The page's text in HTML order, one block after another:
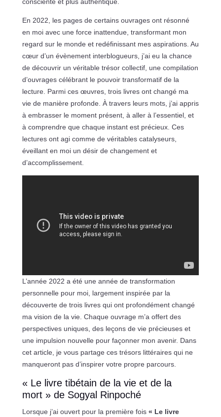
En 2022, les pages de certains ouvrages ont résonné
en moi avec une force inattendue, transformant mon
regard sur le monde et redéfinissant mes aspirations. Au
cœur d’un évènement interblogueurs, j’ai eu la chance
de découvrir un véritable trésor collectif, une compilation
d’ouvrages célébrant le pouvoir transformatif de la
lecture. Parmi ces œuvres, trois livres ont changé ma
vie de manière profonde. À travers leurs mots, j’ai appris
à embrasser le moment présent, à aller à l’essentiel, et
à comprendre que chaque instant est précieux. Ces
lectures ont agi comme de véritables catalyseurs,
éveillant en moi un désir de changement et
d’accomplissement.
L’année 2022 a été une année de transformation
personnelle pour moi, largement inspirée par la
découverte de trois livres qui ont profondément changé
ma vision de la vie. Chaque ouvrage m’a offert des
perspectives uniques, des leçons de vie précieuses et
une impulsion nouvelle pour façonner mon avenir. Dans
cet article, je vous partage ces trésors littéraires qui ne
manqueront pas d’inspirer votre propre parcours.
« Le livre tibétain de la vie et de la
mort » de Sogyal Rinpoché
Lorsque j’ai ouvert pour la première fois « Le livre